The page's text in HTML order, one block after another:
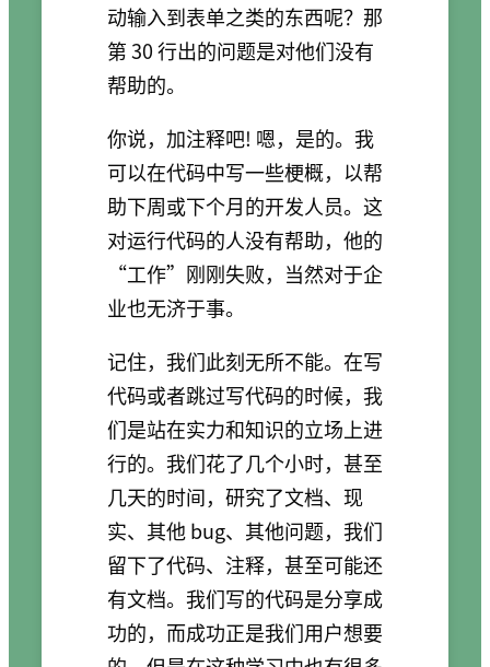
动输入到表单之类的东西呢？那
第 30 行出的问题是对他们没有
帮助的。
你说，加注释吧! 嗯，是的。我
可以在代码中写一些梗概，以帮
助下周或下个月的开发人员。这
对运行代码的人没有帮助，他的
“工作”刚刚失败，当然对于企
业也无济于事。
记住，我们此刻无所不能。在写
代码或者跳过写代码的时候，我
们是站在实力和知识的立场上进
行的。我们花了几个小时，甚至
几天的时间，研究了文档、现
实、其他 bug、其他问题，我们
留下了代码、注释，甚至可能还
有文档。我们写的代码是分享成
功的，而成功正是我们用户想要